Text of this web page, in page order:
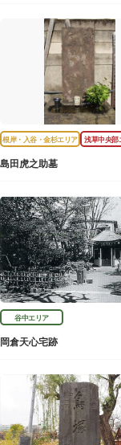
根岸・入谷・金杉エリア 浅草中央部
島田虎之助墓
谷中エリア
岡倉天心宅跡